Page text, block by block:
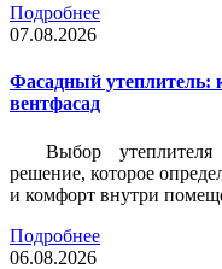
Подробнее
07.08.2026
Фасадный утеплитель:
вентфасад
Выбор
решение, которое
и комфорт внутри
Подробнее
06.08.2026